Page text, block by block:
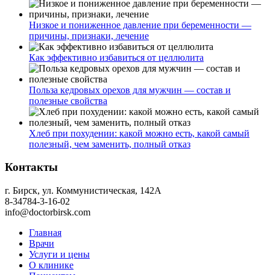
Низкое и пониженное давление при беременности —
причины, признаки, лечение
Как эффективно избавиться от целлюлита
Польза кедровых орехов для мужчин — состав и
полезные свойства
Хлеб при похудении: какой можно есть, какой самый
полезный, чем заменить, полный отказ
Контакты
г. Бирск, ул. Коммунистическая, 142А
8-34784-3-16-02
info@doctorbirsk.com
Главная
Врачи
Услуги и цены
О клинике